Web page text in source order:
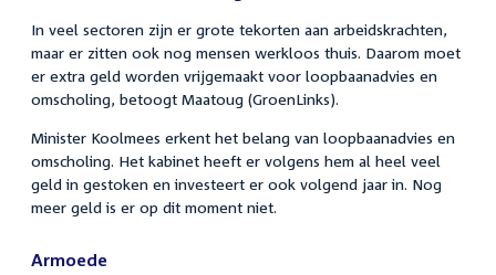
In veel sectoren zijn er grote tekorten aan arbeidskrachten,
maar er zitten ook nog mensen werkloos thuis. Daarom moet
er extra geld worden vrijgemaakt voor loopbaanadvies en
omscholing, betoogt Maatoug (GroenLinks).
Minister Koolmees erkent het belang van loopbaanadvies en
omscholing. Het kabinet heeft er volgens hem al heel veel
geld in gestoken en investeert er ook volgend jaar in. Nog
meer geld is er op dit moment niet.
Armoede